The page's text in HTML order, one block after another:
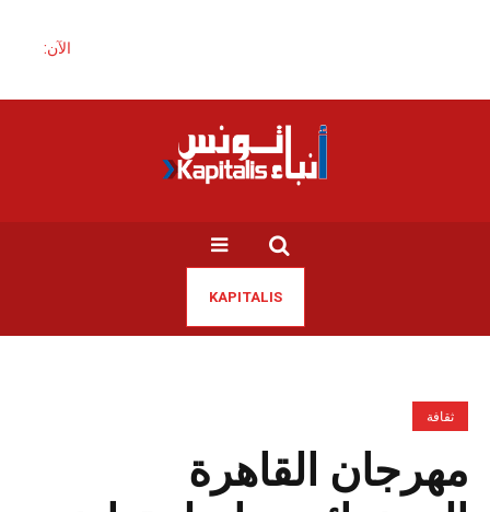
الآن:
KAPITALIS
ثقافة
مهرجان القاهرة